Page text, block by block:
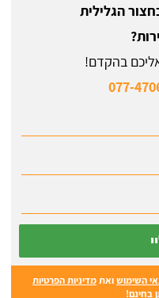
הגלילית
אליכם בהקדם!
077-
השימושואתמדיניות הפרטיות
בחינם!